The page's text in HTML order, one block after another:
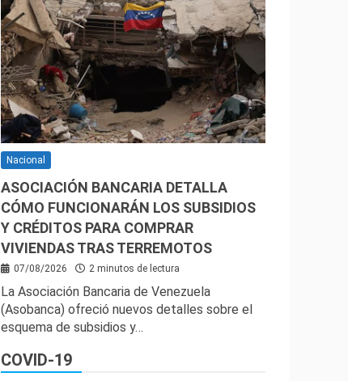
Nacional
ASOCIACIÓN BANCARIA DETALLA
CÓMO FUNCIONARÁN LOS SUBSIDIOS
Y CRÉDITOS PARA COMPRAR
VIVIENDAS TRAS TERREMOTOS
07/08/2026 2 minutos de lectura
La Asociación Bancaria de Venezuela
(Asobanca) ofreció nuevos detalles sobre el
esquema de subsidios y…
COVID-19